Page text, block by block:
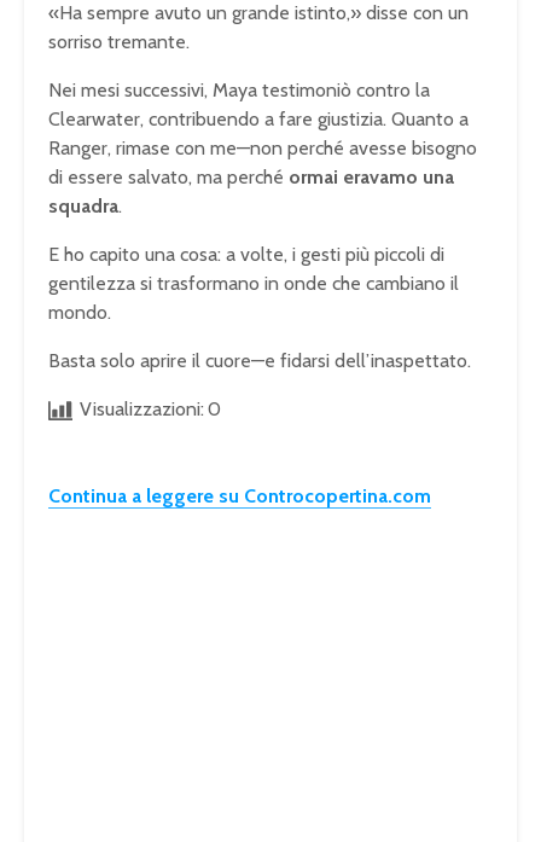
«Ha sempre avuto un grande istinto,» disse con un
sorriso tremante.
Nei mesi successivi, Maya testimoniò contro la
Clearwater, contribuendo a fare giustizia. Quanto a
Ranger, rimase con me—non perché avesse bisogno
di essere salvato, ma perché ormai eravamo una
squadra.
E ho capito una cosa: a volte, i gesti più piccoli di
gentilezza si trasformano in onde che cambiano il
mondo.
Basta solo aprire il cuore—e fidarsi dell’inaspettato.
Visualizzazioni: 0
Continua a leggere su Controcopertina.com